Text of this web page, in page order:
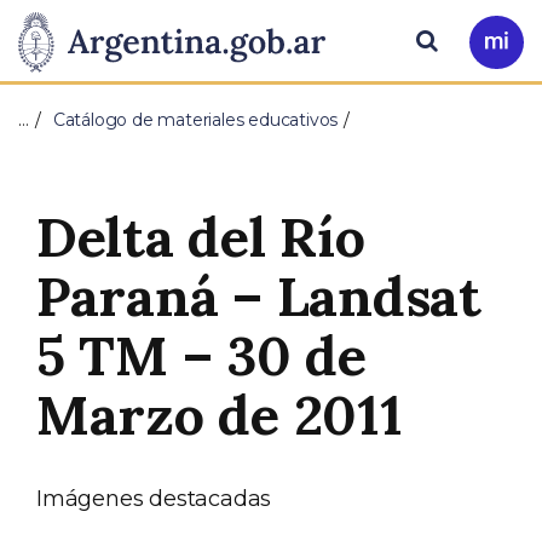
Presidencia
de
Nación
Pasar al contenido principal
Ir
a
Buscar
… Catálogo de materiales educativos
Delta del Río
Paraná – Landsat
5 TM – 30 de
Marzo de 2011
Imágenes destacadas